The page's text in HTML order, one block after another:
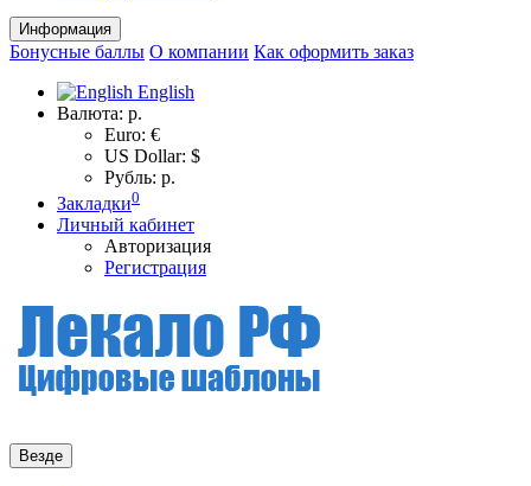
Информация
Бонусные баллы О компании Как оформить заказ
English
Валюта: р.
Euro: €
US Dollar: $
Рубль: р.
Закладки0
Личный кабинет
Авторизация
Регистрация
Везде